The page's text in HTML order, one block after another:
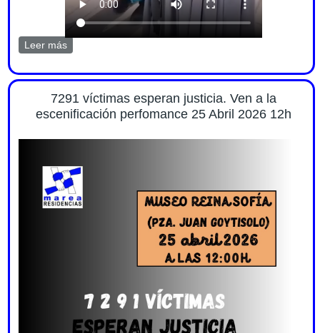
Leer mássobre Video escenificación perfomance 25 abril 2026
7291 víctimas esperan justicia. Ven a la
escenificación perfomance 25 Abril 2026 12h